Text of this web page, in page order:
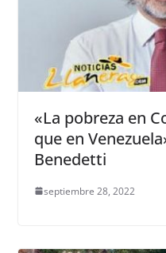
«La pobreza en
que en
Benedetti
septiembre 28, 2022